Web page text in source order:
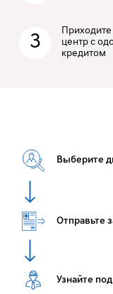
3
центр с
кредитом
Выберите
Отправьте
Узнайте